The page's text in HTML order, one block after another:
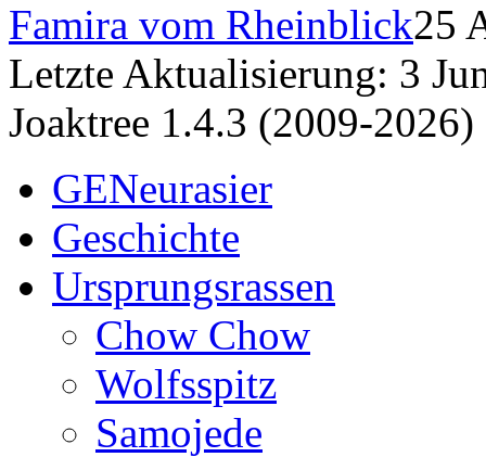
Famira vom Rheinblick25
Letzte Aktualisierung: 3
Joaktree 1.4.3 (2009-2026)
GENeurasier
Geschichte
Ursprungsrassen
Chow Chow
Wolfsspitz
Samojede